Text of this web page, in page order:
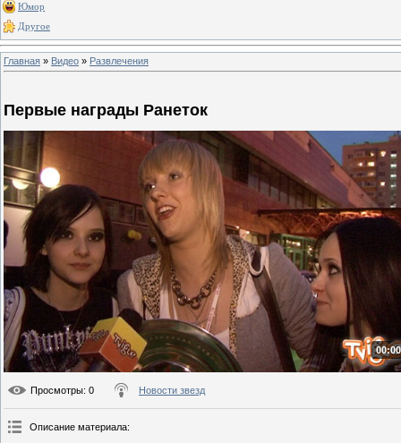
Юмор
Другое
Главная » Видео » Развлечения
Первые награды Ранеток
Просмотры: 0 Новости звезд
Описание материала: